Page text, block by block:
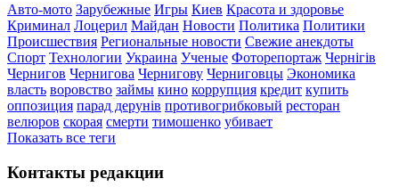
Авто-мото Зарубежные Игры Киев Красота и здоровье
Криминал Лоцерил Майдан Новости Политика Политики
Происшествия Региональные новости Свежие анекдоты
Спорт Технологии Украина Ученые Фоторепортаж Чернігів
Чернигов Чернигова Чернигову Черниговцы Экономика
власть воровство займы кино коррупция кредит купить
оппозиция парад дерунів противогрибковый ресторан
велюров скорая смерти тимошенко убивает
Показать все теги
Контакты редакции